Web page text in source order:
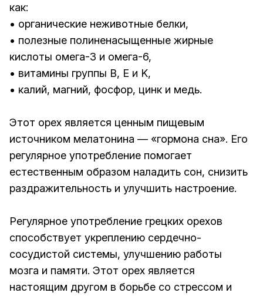
как:
• органические неживотные белки,
• полезные полиненасыщенные жирные
кислоты омега-3 и омега-6,
• витамины группы B, E и K,
• калий, магний, фосфор, цинк и медь.
Этот орех является ценным пищевым
источником мелатонина — «гормона сна». Его
регулярное употребление помогает
естественным образом наладить сон, снизить
раздражительность и улучшить настроение.
Регулярное употребление грецких орехов
способствует укреплению сердечно-
сосудистой системы, улучшению работы
мозга и памяти. Этот орех является
настоящим другом в борьбе со стрессом и